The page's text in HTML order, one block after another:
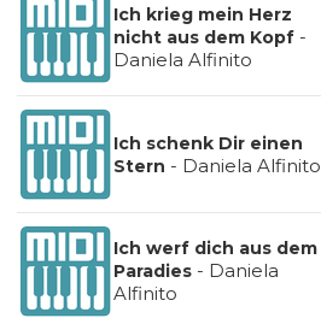
Ich krieg mein Herz
nicht aus dem Kopf-
Daniela Alfinito
Ich schenk Dir einen
Stern - Daniela Alfinito
Ich werf dich aus dem
Paradies- Daniela
Alfinito